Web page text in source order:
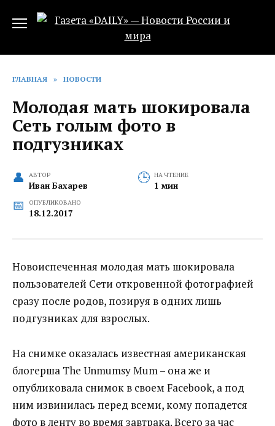
ГЛАВНАЯ » НОВОСТИ
Молодая мать шокировала
Сеть голым фото в
подгузниках
АВТОР
Иван Бахарев
НА ЧТЕНИЕ
1 мин
ОПУБЛИКОВАНО
18.12.2017
Новоиспеченная молодая мать шокировала
пользователей Сети откровенной фотографией
сразу после родов, позируя в одних лишь
подгузниках для взрослых.
На снимке оказалась известная американская
блогерша The Unmumsy Mum – она же и
опубликовала снимок в своем Facebook, а под
ним извинилась перед всеми, кому попадется
фото в ленту во время завтрака. Всего за час